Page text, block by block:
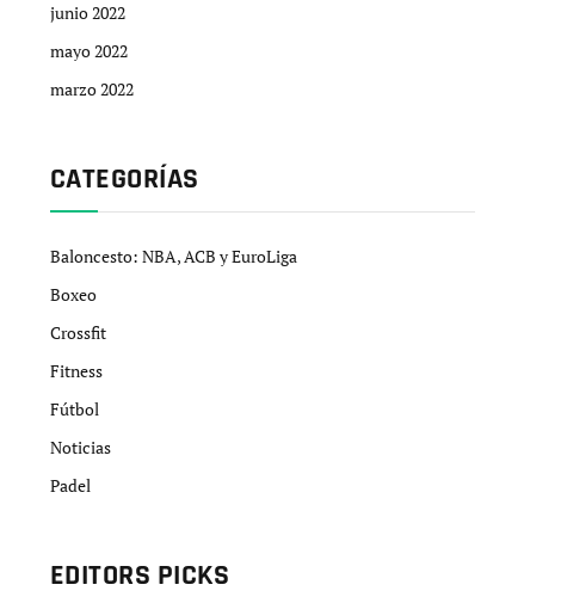
junio 2022
mayo 2022
marzo 2022
CATEGORÍAS
Baloncesto: NBA, ACB y EuroLiga
Boxeo
Crossfit
Fitness
Fútbol
Noticias
Padel
EDITORS PICKS